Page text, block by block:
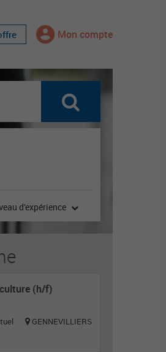
Mon compte
d'expérience
(h/f)
GENNEVILLIERS